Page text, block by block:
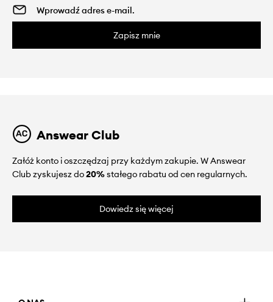
Zapisz mnie
Answear Club
Załóż konto i oszczędzaj przy każdym zakupie. W Answear
Club zyskujesz do20%stałego rabatu od cen regularnych.
Dowiedz się więcej